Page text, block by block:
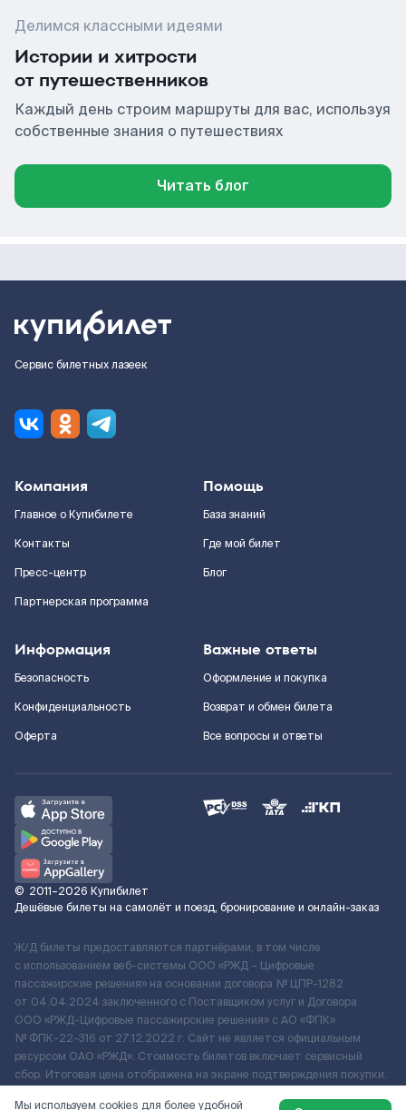
Делимся классными идеями
Истории и хитрости
от путешественников
Каждый день строим маршруты для вас, используя
собственные знания о путешествиях
Читать блог
Сервис билетных лазеек
Компания
Главное о Купибилете
Контакты
Пресс-центр
Партнерская программа
Помощь
База знаний
Где мой билет
Блог
Информация
Безопасность
Конфиденциальность
Оферта
Важные ответы
Оформление и покупка
Возврат и обмен билета
Все вопросы и ответы
© 2011–2026 Купибилет
Дешёвые билеты на самолёт и поезд, бронирование и онлайн-заказ
Ж/Д билеты предоставляются партнёрами, в том числе
с использованием веб-системы ООО «РЖД – Цифровые
пассажирские решения» на основании договора № ЦПР-1282
от 04.04.2024 заключенного с Поставщиком услуг и Договора
ООО «РЖД-Цифровые пассажирские решения» c АО «ФПК»
№ ФПК-22-316 от 27.12.2022 г. Сайт не является официальным
ресурсом ОАО «РЖД». Стоимость билетов включает сервисный
сбор. Итоговая цена отображена на экране подтверждения покупки.
Мы используем cookies для более удобной